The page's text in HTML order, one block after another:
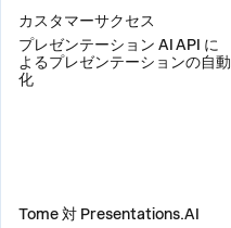
カスタマーサクセス
プレゼンテーション AI API に
よるプレゼンテーションの自動
化
Tome 対 Presentations.AI